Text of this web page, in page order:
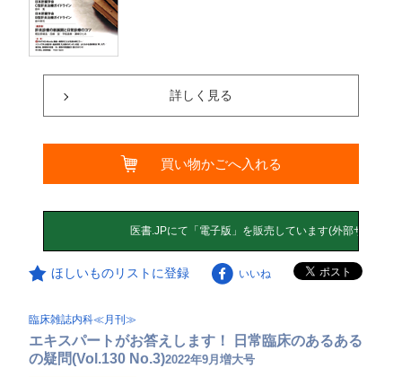
詳しく見る
買い物かごへ入れる
ほしいものリストに登録 いいね
臨床雑誌内科≪月刊≫
エキスパートがお答えします！ 日常臨床のあるある
の疑問(Vol.130 No.3)2022年9月増大号